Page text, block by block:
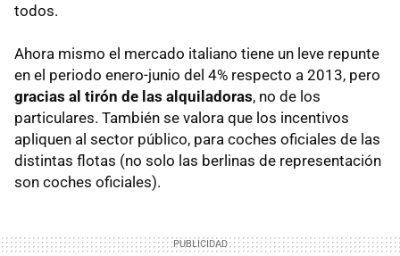
todos.
Ahora mismo el mercado italiano tiene un leve repunte
en el periodo enero-junio del 4% respecto a 2013, pero
gracias al tirón de las alquiladoras, no de los
particulares. También se valora que los incentivos
apliquen al sector público, para coches oficiales de las
distintas flotas (no solo las berlinas de representación
son coches oficiales).